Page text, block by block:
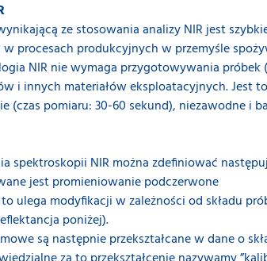
ze stosowania analizy NIR jest
procesach produkcyjnych w przemyśle
NIR nie wymaga przygotowywania
i innych materiałów eksploatacyjnych. Jest
(czas pomiaru: 30-60 sekund), niezawodne i
spektroskopii NIR można zdefiniować
jest promieniowanie podczerwone
ulega modyfikacji w zależności od składu
poniżej).
są następnie przekształcane w dane o